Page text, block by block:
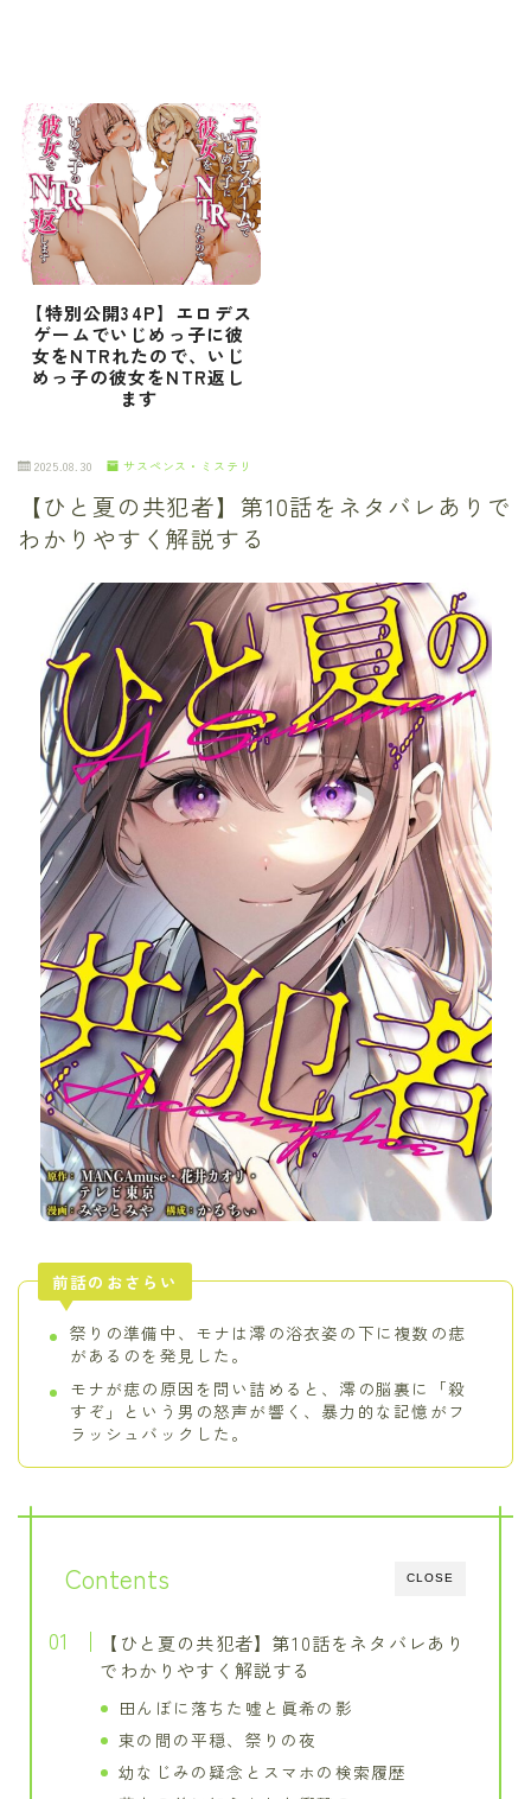
【特別公開34P】エロデス
ゲームでいじめっ子に彼
女をNTRれたので、いじ
めっ子の彼女をNTR返し
ます
2025.08.30 サスペンス・ミステリ
【ひと夏の共犯者】第10話をネタバレありで
わかりやすく解説する
前話のおさらい
祭りの準備中、モナは澪の浴衣姿の下に複数の痣
があるのを発見した。
モナが痣の原因を問い詰めると、澪の脳裏に「殺
すぞ」という男の怒声が響く、暴力的な記憶がフ
ラッシュバックした。
CLOSE
Contents
【ひと夏の共犯者】第10話をネタバレあり
でわかりやすく解説する
田んぼに落ちた嘘と眞希の影
束の間の平穏、祭りの夜
幼なじみの疑念とスマホの検索履歴